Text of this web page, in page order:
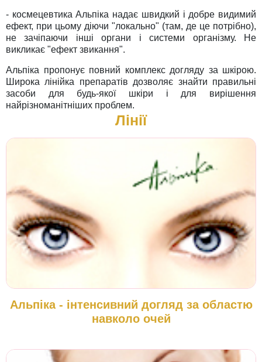
- космецевтика Альпіка надає швидкий і добре видимий
ефект, при цьому діючи "локально" (там, де це потрібно),
не зачіпаючи інші органи і системи організму. Не
викликає "ефект звикання".
Альпіка пропонує повний комплекс догляду за шкірою.
Широка лінійка препаратів дозволяє знайти правильні
засоби для будь-якої шкіри і для вирішення
найрізноманітніших проблем.
Лінії
Альпіка - інтенсивний догляд за областю
навколо очей